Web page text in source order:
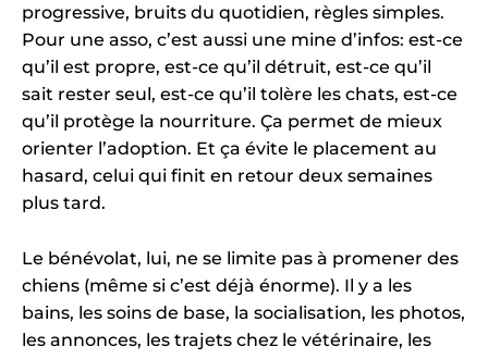
progressive, bruits du quotidien, règles simples.
Pour une asso, c’est aussi une mine d’infos: est-ce
qu’il est propre, est-ce qu’il détruit, est-ce qu’il
sait rester seul, est-ce qu’il tolère les chats, est-ce
qu’il protège la nourriture. Ça permet de mieux
orienter l’adoption. Et ça évite le placement au
hasard, celui qui finit en retour deux semaines
plus tard.
Le bénévolat, lui, ne se limite pas à promener des
chiens (même si c’est déjà énorme). Il y a les
bains, les soins de base, la socialisation, les photos,
les annonces, les trajets chez le vétérinaire, les